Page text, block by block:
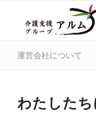
運営会社について
わたした